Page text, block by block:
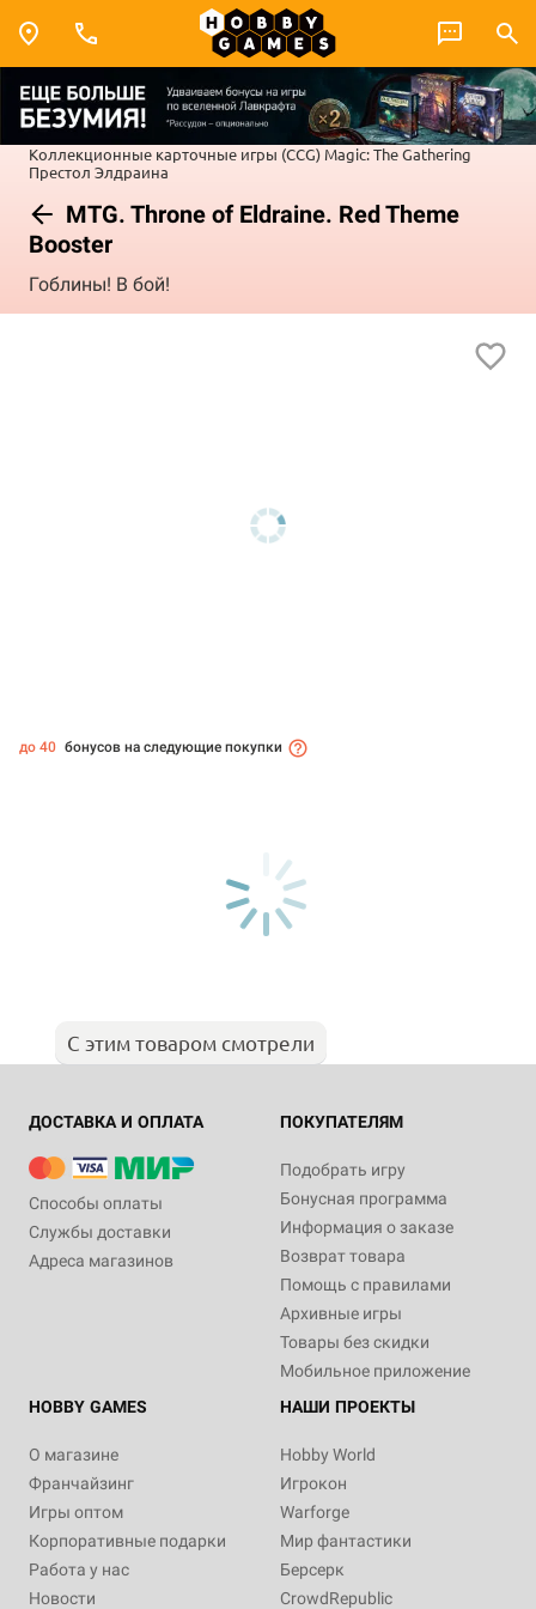
Коллекционные карточные игры (CCG) Magic: The Gathering
Престол Элдраина
MTG. Throne of Eldraine. Red Theme
Booster
Гоблины! В бой!
до 40 бонусов на следующие покупки
С этим товаром смотрели
ДОСТАВКА И ОПЛАТА
Способы оплаты
Службы доставки
Адреса магазинов
ПОКУПАТЕЛЯМ
Подобрать игру
Бонусная программа
Информация о заказе
Возврат товара
Помощь с правилами
Архивные игры
Товары без скидки
Мобильное приложение
HOBBY GAMES
О магазине
Франчайзинг
Игры оптом
Корпоративные подарки
Работа у нас
Новости
НАШИ ПРОЕКТЫ
Hobby World
Игрокон
Warforge
Мир фантастики
Берсерк
CrowdRepublic